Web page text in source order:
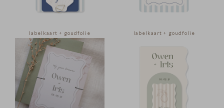
labelkaart + goudfolie labelkaart + goudfolie